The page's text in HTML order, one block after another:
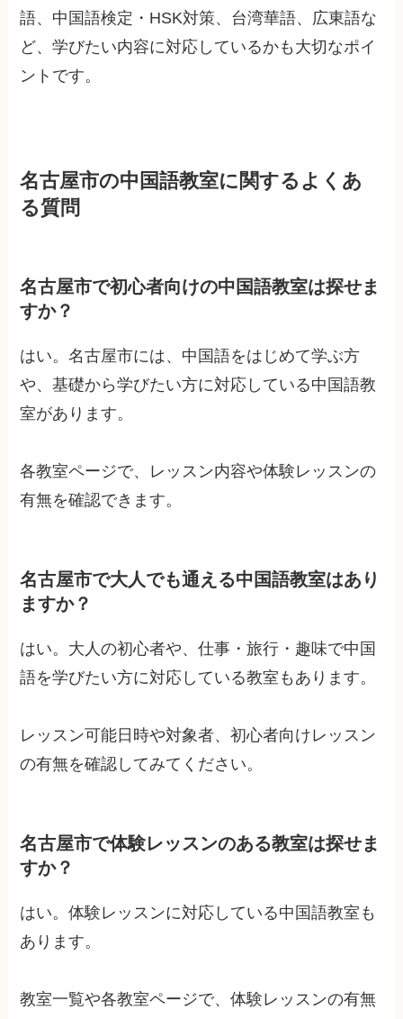
語、中国語検定・HSK対策、台湾華語、広東語な
ど、学びたい内容に対応しているかも大切なポイ
ントです。
名古屋市の中国語教室に関するよくあ
る質問
名古屋市で初心者向けの中国語教室は探せま
すか？
はい。名古屋市には、中国語をはじめて学ぶ方
や、基礎から学びたい方に対応している中国語教
室があります。
各教室ページで、レッスン内容や体験レッスンの
有無を確認できます。
名古屋市で大人でも通える中国語教室はあり
ますか？
はい。大人の初心者や、仕事・旅行・趣味で中国
語を学びたい方に対応している教室もあります。
レッスン可能日時や対象者、初心者向けレッスン
の有無を確認してみてください。
名古屋市で体験レッスンのある教室は探せま
すか？
はい。体験レッスンに対応している中国語教室も
あります。
教室一覧や各教室ページで、体験レッスンの有無